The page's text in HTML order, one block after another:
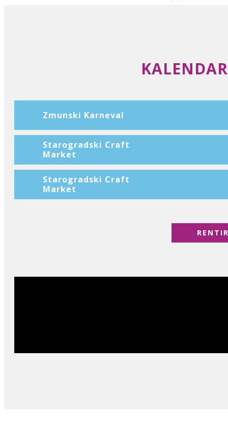
Zmunski Karneval
Starogradski Craft
Market
Starogradski Craft
Market